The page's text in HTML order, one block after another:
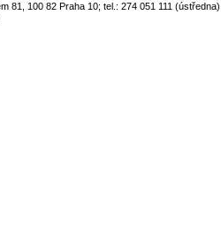
81, 100 82 Praha 10; tel.: 274 051 111 (ústředna)